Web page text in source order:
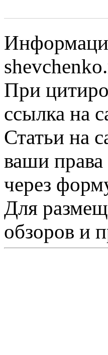
При
ссылка на
Статьи на
ваши
через
Для
обзоров и